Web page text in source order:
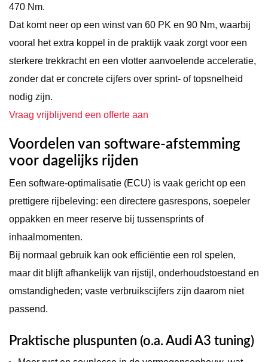
470 Nm.
Dat komt neer op een winst van 60 PK en 90 Nm, waarbij
vooral het extra koppel in de praktijk vaak zorgt voor een
sterkere trekkracht en een vlotter aanvoelende acceleratie,
zonder dat er concrete cijfers over sprint- of topsnelheid
nodig zijn.
Vraag vrijblijvend een offerte aan
Voordelen van software-afstemming
voor dagelijks rijden
Een software-optimalisatie (ECU) is vaak gericht op een
prettigere rijbeleving: een directere gasrespons, soepeler
oppakken en meer reserve bij tussensprints of
inhaalmomenten.
Bij normaal gebruik kan ook efficiëntie een rol spelen,
maar dit blijft afhankelijk van rijstijl, onderhoudstoestand en
omstandigheden; vaste verbruikscijfers zijn daarom niet
passend.
Praktische pluspunten (o.a. Audi A3 tuning)